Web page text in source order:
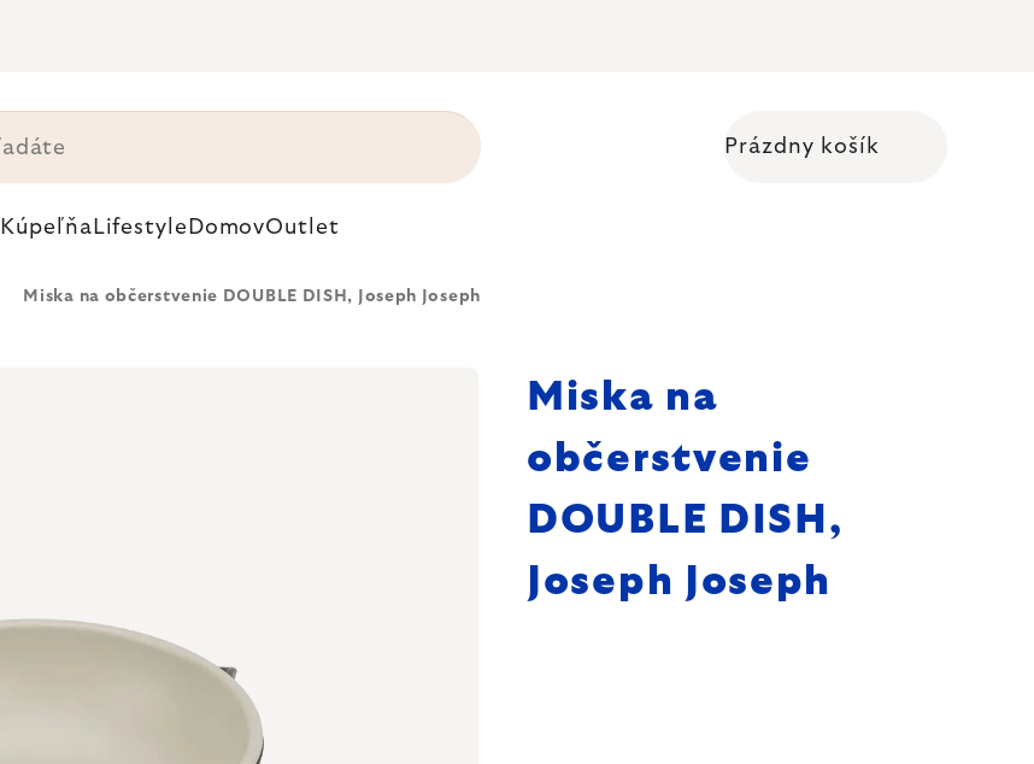
Prázdny košík
Kúpeľňa Lifestyle DomovOutlet
Miska na občerstvenie DOUBLE DISH, Joseph Joseph
Miska na
občerstvenie
DOUBLE DISH,
Joseph Joseph